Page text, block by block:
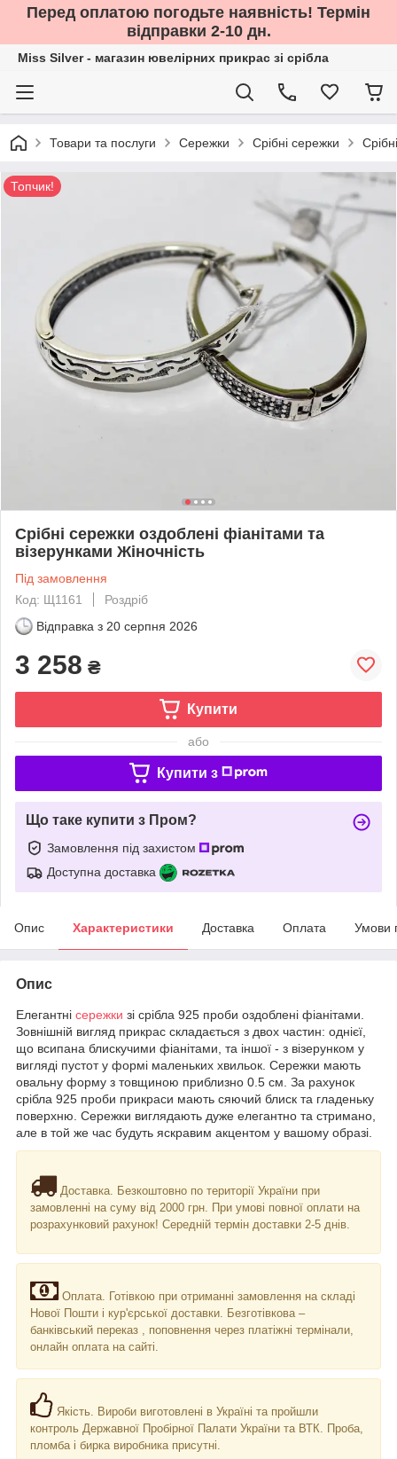
Перед оплатою погодьте наявність! Термін
відправки 2-10 дн.
Miss Silver - магазин ювелірних прикрас зі срібла
Товари та послуги Сережки Срібні сережки
Топчик!
Срібні сережки оздоблені фіанітами та
візерунками Жіночність
Під замовлення
Код: Щ1161
Роздріб
Відправка з 20 серпня 2026
3 258 ₴
Купити
або
Купити з
Що таке купити з Пром?
Замовлення під захистом
Доступна доставка
Опис Характеристики Доставка Оплата Умови
Опис
Елегантні сережки зі срібла 925 проби оздоблені фіанітами.
Зовнішній вигляд прикрас складається з двох частин: однієї,
що всипана блискучими фіанітами, та іншої - з візерунком у
вигляді пустот у формі маленьких хвильок. Сережки мають
овальну форму з товщиною приблизно 0.5 см. За рахунок
срібла 925 проби прикраси мають сяючий блиск та гладеньку
поверхню. Сережки виглядають дуже елегантно та стримано,
але в той же час будуть яскравим акцентом у вашому образі.
Доставка. Безкоштовно по території України при
замовленні на суму від 2000 грн. При умові повної оплати на
розрахунковий рахунок! Середній термін доставки 2-5 днів.
Оплата. Готівкою при отриманні замовлення на складі
Нової Пошти і кур'єрської доставки. Безготівкова –
банківський переказ , поповнення через платіжні термінали,
онлайн оплата на сайті.
Якість. Вироби виготовлені в Україні та пройшли
контроль Державної Пробірної Палати України та ВТК. Проба,
пломба і бирка виробника присутні.